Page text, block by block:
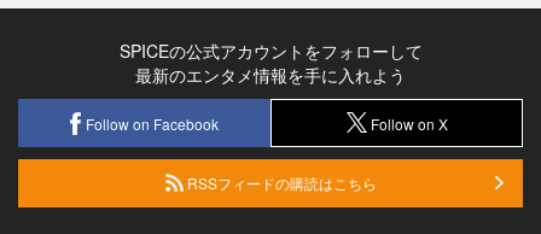
SPICEの公式アカウントをフォローして
最新のエンタメ情報を手に入れよう
Follow on Facebook Follow on X
RSSフィードの購読はこちら